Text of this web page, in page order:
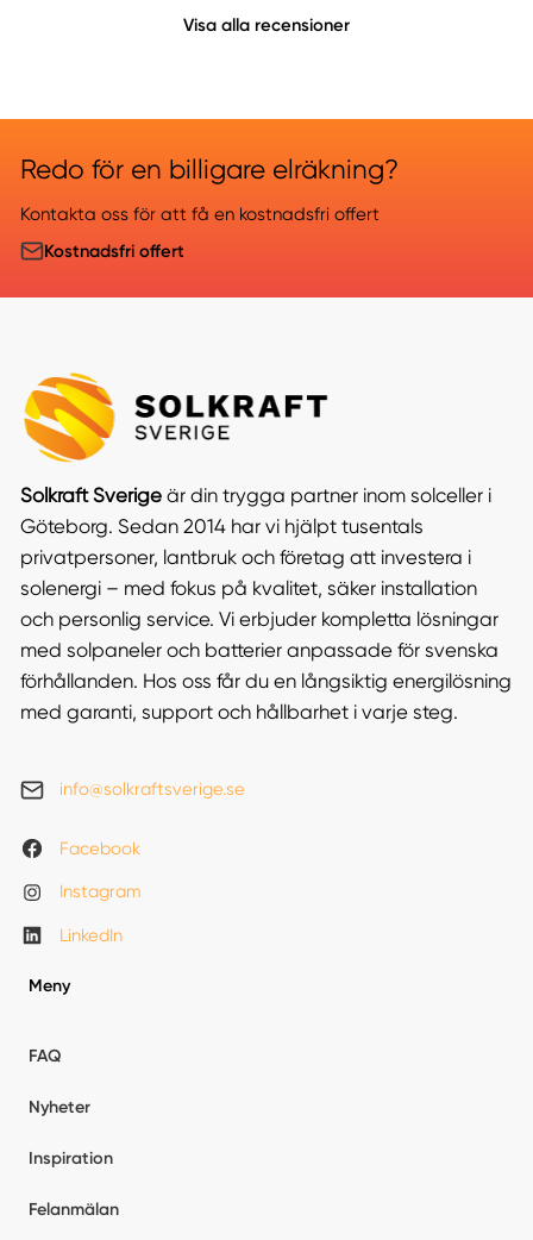
Visa alla recensioner
Redo för en billigare elräkning?
Kontakta oss för att få en kostnadsfri offert
Kostnadsfri offert
Solkraft Sverigeär din trygga partner inom solceller i
Göteborg. Sedan 2014 har vi hjälpt tusentals
privatpersoner, lantbruk och företag att investera i
solenergi – med fokus på kvalitet, säker installation
och personlig service. Vi erbjuder kompletta lösningar
med solpaneler och batterier anpassade för svenska
förhållanden. Hos oss får du en långsiktig energilösning
med garanti, support och hållbarhet i varje steg.
info@solkraftsverige.se
Facebook
Instagram
LinkedIn
Meny
FAQ
Nyheter
Inspiration
Felanmälan